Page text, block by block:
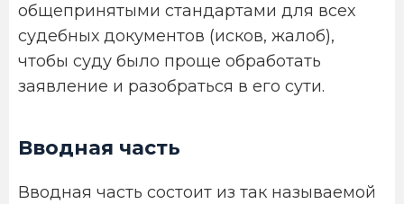
общепринятыми стандартами для всех
судебных документов (исков, жалоб),
чтобы суду было проще обработать
заявление и разобраться в его сути.
Вводная часть
Вводная часть состоит из так называемой